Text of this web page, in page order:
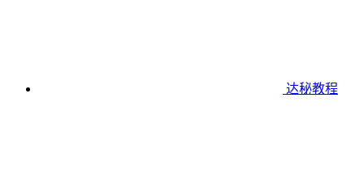
达秘教程